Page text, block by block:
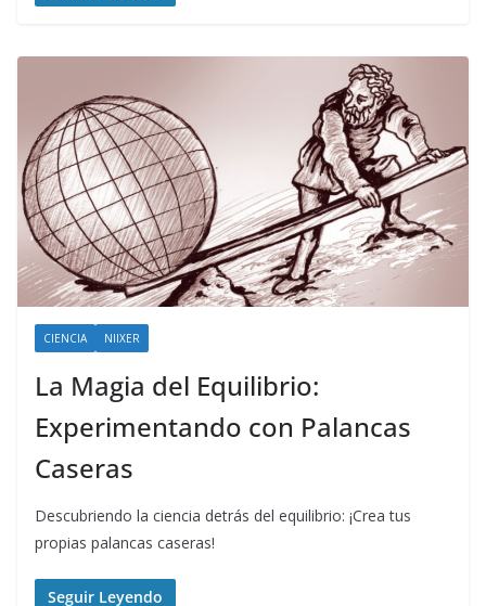
CIENCIA NIIXER
La Magia del Equilibrio:
Experimentando con Palancas
Caseras
Descubriendo la ciencia detrás del equilibrio: ¡Crea tus
propias palancas caseras!
Seguir Leyendo